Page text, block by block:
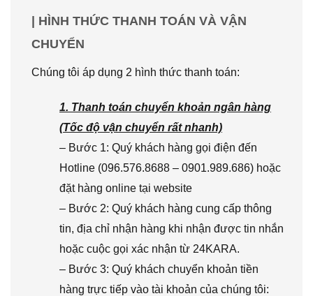
| HÌNH THỨC THANH TOÁN VÀ VẬN
CHUYỂN
Chúng tôi áp dụng 2 hình thức thanh toán:
1. Thanh toán chuyển khoản ngân hàng
(Tốc độ vận chuyển rất nhanh)
– Bước 1: Quý khách hàng gọi điện đến
Hotline (096.576.8688 – 0901.989.686) hoặc
đặt hàng online tại website
– Bước 2: Quý khách hàng cung cấp thông
tin, địa chỉ nhận hàng khi nhận được tin nhắn
hoặc cuộc gọi xác nhận từ 24KARA.
– Bước 3: Quý khách chuyển khoản tiền
hàng trực tiếp vào tài khoản của chúng tôi: